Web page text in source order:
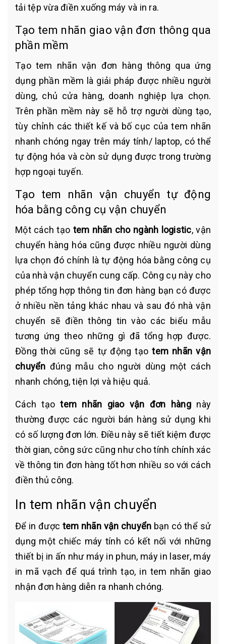
tải tệp vừa điền xuống máy và in ra.
Tạo tem nhãn giao vận đơn thông qua
phần mềm
Tạo tem nhãn vận đơn hàng thông qua ứng
dụng phần mềm là giải pháp được nhiều người
dùng, chủ cửa hàng, doanh nghiệp lựa chọn.
Trên phần mềm này sẽ hỗ trợ người dùng tạo,
tùy chỉnh các thiết kế và bố cục của tem nhãn
nhanh chóng ngay trên máy tính/ laptop, có thể
tự động hóa và còn sử dụng được trong trường
hợp ngoại tuyến.
Tạo tem nhãn vận chuyển tự động
hóa bằng công cụ vận chuyển
Một cách tạo tem nhãn cho ngành logistic, vận
chuyển hàng hóa cũng được nhiều người dùng
lựa chọn đó chính là tự động hóa bằng công cụ
của nhà vận chuyển cung cấp. Công cụ này cho
phép tổng hợp thông tin đơn hàng bạn có được
ở nhiều nền tảng khác nhau và sau đó nhà vận
chuyển sẽ điền thông tin vào các biểu mẫu
tương ứng theo những gì đã tổng hợp được.
Đồng thời cũng sẽ tự động tạotem nhãn vận
chuyển đúng mẫu cho người dùng một cách
nhanh chóng, tiện lợi và hiệu quả.
Cách tạotem nhãn giao vận đơn hàngnày
thường được các người bán hàng sử dụng khi
có số lượng đơn lớn. Điều này sẽ tiết kiệm được
thời gian, công sức cũng như cho tính chính xác
về thông tin đơn hàng tốt hơn nhiều so với cách
điền thủ công.
In tem nhãn vận chuyển
Để in được tem nhãn vận chuyển bạn có thể sử
dụng một chiếc máy tính có kết nối với những
thiết bị in ấn như máy in phun, máy in laser, máy
in mã vạch để quá trình tạo, in tem nhãn giao
nhận đơn hàng diễn ra nhanh chóng.